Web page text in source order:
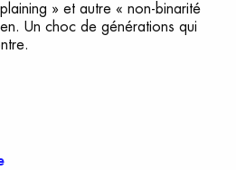
» et autre « non-binarité
Un choc de générations qui